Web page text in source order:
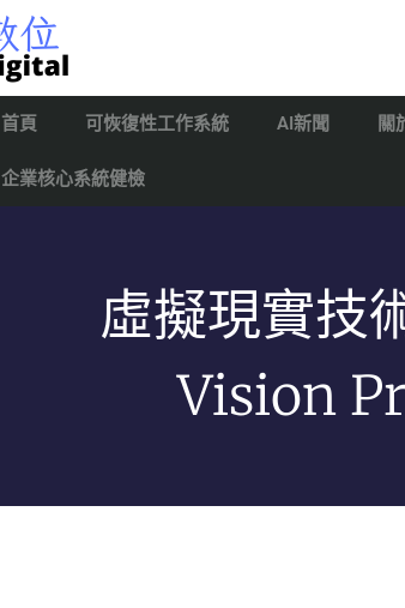
首頁 可恢復性工作系統 AI新聞 關
企業核心系統健檢
虛擬現實技
Vision